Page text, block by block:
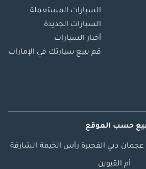
السيارات المستعملة
السيارات الجديدة
أخبار السيارات
قم ببيع سيارتك في الإمارات
حسب الموقع
عجمان دبي الفجيرة رأس الخيمة الشارقة
أم القيوين